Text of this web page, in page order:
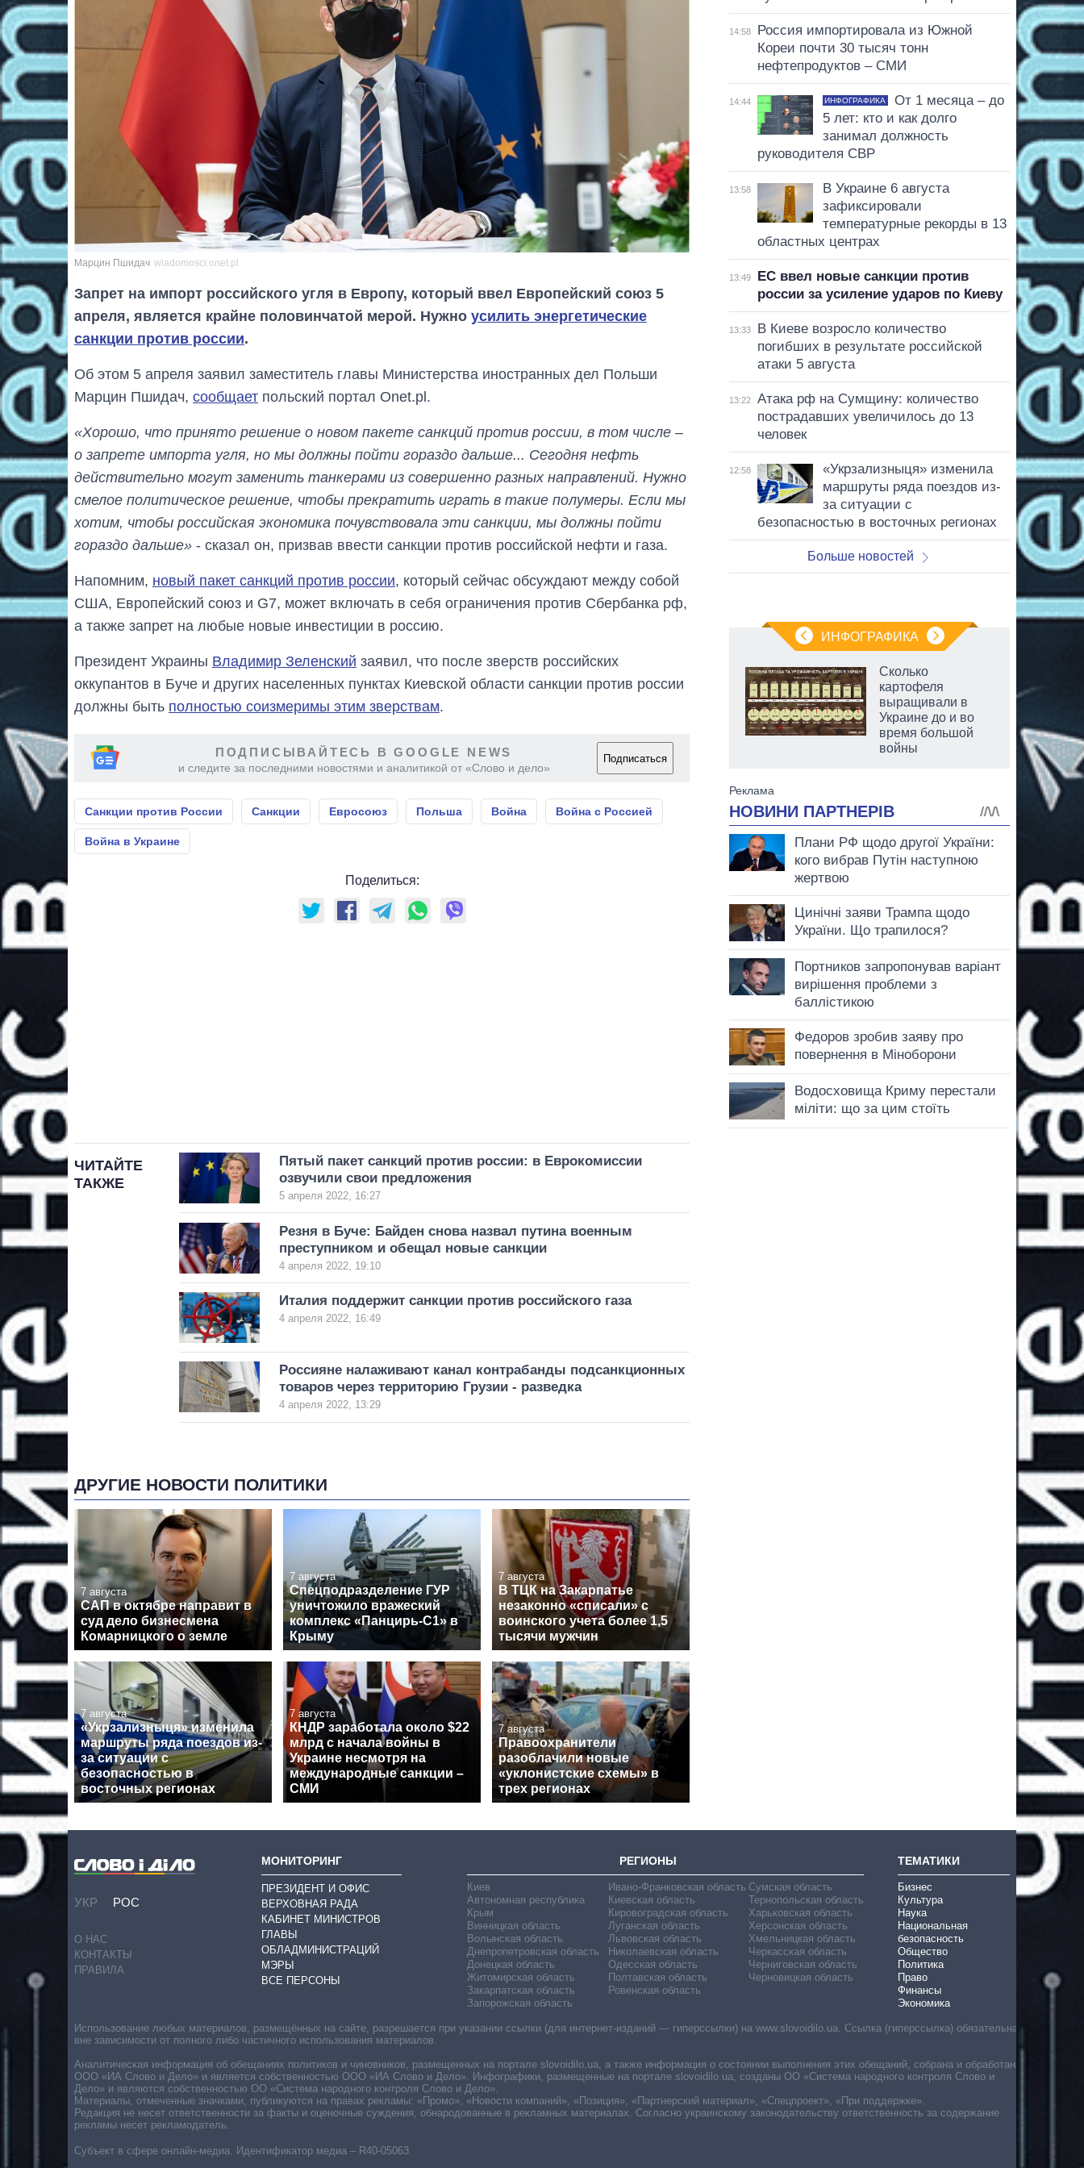
Марцин Пшидач wiadomosci.onet.pl
Запрет на импорт российского угля в Европу, который ввел Европейский союз 5
апреля, является крайне половинчатой мерой. Нужно усилить энергетические
санкции против россии.
Об этом 5 апреля заявил заместитель главы Министерства иностранных дел Польши
Марцин Пшидач, сообщает польский портал Onet.pl.
«Хорошо, что принято решение о новом пакете санкций против россии, в том числе –
о запрете импорта угля, но мы должны пойти гораздо дальше... Сегодня нефть
действительно могут заменить танкерами из совершенно разных направлений. Нужно
смелое политическое решение, чтобы прекратить играть в такие полумеры. Если мы
хотим, чтобы российская экономика почувствовала эти санкции, мы должны пойти
гораздо дальше» - сказал он, призвав ввести санкции против российской нефти и газа.
Напомним, новый пакет санкций против россии, который сейчас обсуждают между собой
США, Европейский союз и G7, может включать в себя ограничения против Сбербанка рф,
а также запрет на любые новые инвестиции в россию.
Президент Украины Владимир Зеленский заявил, что после зверств российских
оккупантов в Буче и других населенных пунктах Киевской области санкции против россии
должны быть полностью соизмеримы этим зверствам.
ПОДПИСЫВАЙТЕСЬ В GOOGLE NEWS
и следите за последними новостями и аналитикой от «Слово и дело»
Подписаться
Санкции против России Санкции Евросоюз Польша Война Война с Россией
Война в Украине
Поделиться:
ЧИТАЙТЕ
ТАКЖЕ
Пятый пакет санкций против россии: в Еврокомиссии
озвучили свои предложения
5 апреля 2022, 16:27
Резня в Буче: Байден снова назвал путина военным
преступником и обещал новые санкции
4 апреля 2022, 19:10
Италия поддержит санкции против российского газа
4 апреля 2022, 16:49
Россияне налаживают канал контрабанды подсанкционных
товаров через территорию Грузии - разведка
4 апреля 2022, 13:29
ДРУГИЕ НОВОСТИ ПОЛИТИКИ
7 августа
САП в октябре направит в
суд дело бизнесмена
Комарницкого о земле
7 августа
Спецподразделение ГУР
уничтожило вражеский
комплекс «Панцирь-С1» в
Крыму
7 августа
В ТЦК на Закарпатье
незаконно «списали» с
воинского учета более 1,5
тысячи мужчин
7 августа
«Укрзализныця» изменила
маршруты ряда поездов из-
за ситуации с
безопасностью в
восточных регионах
7 августа
КНДР заработала около $22
млрд с начала войны в
Украине несмотря на
международные санкции –
СМИ
7 августа
Правоохранители
разоблачили новые
«уклонистские схемы» в
трех регионах
14:58
Россия импортировала из Южной
Кореи почти 30 тысяч тонн
нефтепродуктов – СМИ
14:44 ИНФОГРАФИКА
От 1 месяца – до
5 лет: кто и как долго
занимал должность
руководителя СВР
13:58
В Украине 6 августа
зафиксировали
температурные рекорды в 13
областных центрах
13:49
ЕС ввел новые санкции против
россии за усиление ударов по Киеву
13:33
В Киеве возросло количество
погибших в результате российской
атаки 5 августа
13:22
Атака рф на Сумщину: количество
пострадавших увеличилось до 13
человек
12:58
«Укрзализныця» изменила
маршруты ряда поездов из-
за ситуации с
безопасностью в восточных регионах
Больше новостей
ИНФОГРАФИКА
гигантов: сколько
Сколько
картофеля
выращивали в
Украине до и во
время большой
войны
УКР РОС
О НАС
КОНТАКТЫ
ПРАВИЛА
МОНИТОРИНГ
ПРЕЗИДЕНТ И ОФИС
ВЕРХОВНАЯ РАДА
КАБИНЕТ МИНИСТРОВ
ГЛАВЫ
ОБЛАДМИНИСТРАЦИЙ
МЭРЫ
ВСЕ ПЕРСОНЫ
РЕГИОНЫ
Киев
Автономная республика
Крым
Винницкая область
Волынская область
Днепропетровская область
Донецкая область
Житомирская область
Закарпатская область
Запорожская область
Ивано-Франковская область
Киевская область
Кировоградская область
Луганская область
Львовская область
Николаевская область
Одесская область
Полтавская область
Ровенская область
Сумская область
Тернопольская область
Харьковская область
Херсонская область
Хмельницкая область
Черкасская область
Черниговская область
Черновицкая область
ТЕМАТИКИ
Бизнес
Культура
Наука
Национальная
безопасность
Общество
Политика
Право
Финансы
Экономика
Субъект в сфере онлайн-медиа. Идентификатор медиа – R40-05063
Использование любых материалов, размещённых на сайте, разрешается при указании ссылки (для интернет-изданий — гиперссылки) на www.slovoidilo.ua. Ссылка (гиперссылка) обязательна
вне зависимости от полного либо частичного использования материалов.
Аналитическая информация об обещаниях политиков и чиновников, размещенных на портале slovoidilo.ua, а также информация о состоянии выполнения этих обещаний, собрана и обработана
ООО «ИА Слово и Дело» и является собственностью ООО «ИА Слово и Дело». Инфографики, размещенные на портале slovoidilo.ua, созданы ОО «Система народного контроля Слово и
Дело» и являются собственностью ОО «Система народного контроля Слово и Дело».
Материалы, отмеченные значками, публикуются на правах рекламы: «Промо», «Новости компаний», «Позиция», «Партнерский материал», «Спецпроект», «При поддержке».
Редакция не несет ответственности за факты и оценочные суждения, обнародованные в рекламных материалах. Согласно украинскому законодательству ответственность за содержание
рекламы несет рекламодатель.